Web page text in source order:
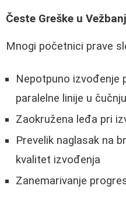
Česte Greške u
Mnogi početnici prave
Nepotpuno izvođenje
paralelne linije u
Zaokružena leđa pri
Prevelik naglasak na
kvalitet izvođenja
Zanemarivanje